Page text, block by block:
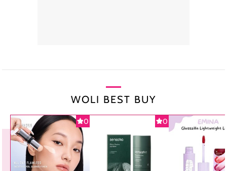
WOLI BEST BUY
0 0